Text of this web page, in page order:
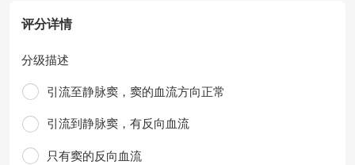
评分详情
分级描述
引流至静脉窦，窦的血流方向正常
引流到静脉窦，有反向血流
只有窦的反向血流